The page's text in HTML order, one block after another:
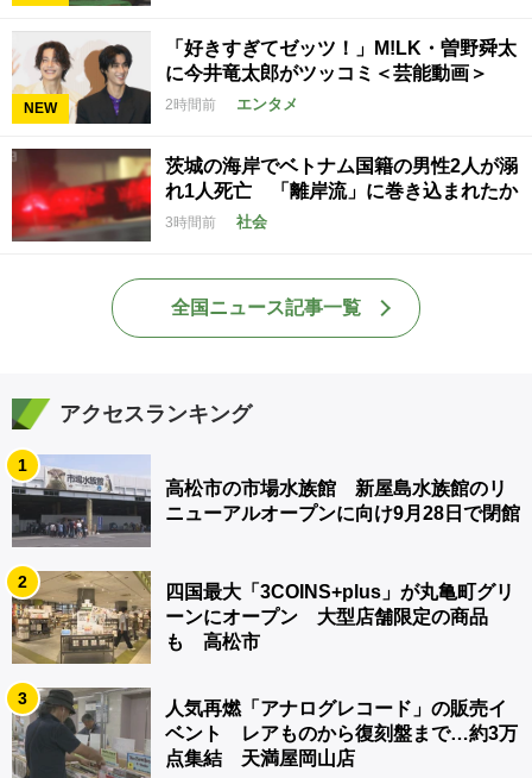
NEW
「好きすぎてゼッツ！」M!LK・曽野舜太
に今井竜太郎がツッコミ＜芸能動画＞
2時間前 エンタメ
茨城の海岸でベトナム国籍の男性2人が溺
れ1人死亡 「離岸流」に巻き込まれたか
3時間前 社会
全国ニュース記事一覧
アクセスランキング
1
高松市の市場水族館 新屋島水族館のリ
ニューアルオープンに向け9月28日で閉館
2
四国最大「3COINS+plus」が丸亀町グリ
ーンにオープン 大型店舗限定の商品
も 高松市
3
人気再燃「アナログレコード」の販売イ
ベント レアものから復刻盤まで…約3万
点集結 天満屋岡山店